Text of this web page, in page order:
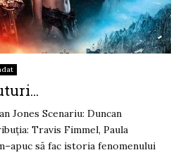
Jones Scenariu: Duncan
Travis Fimmel, Paula
să fac istoria fenomenului